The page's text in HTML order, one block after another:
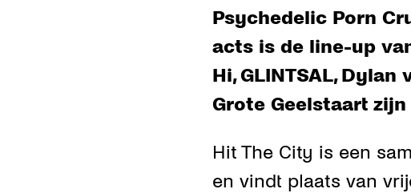
Psychedelic Porn
acts is de line-up
Hi, GLINTSAL,
Grote Geelstaart
Hit The City is een
en vindt plaats van